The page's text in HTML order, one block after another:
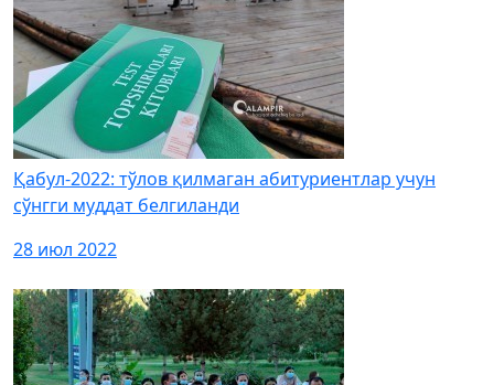
Қабул-2022: тўлов қилмаган абитуриентлар учун
сўнгги муддат белгиланди
28 июл 2022